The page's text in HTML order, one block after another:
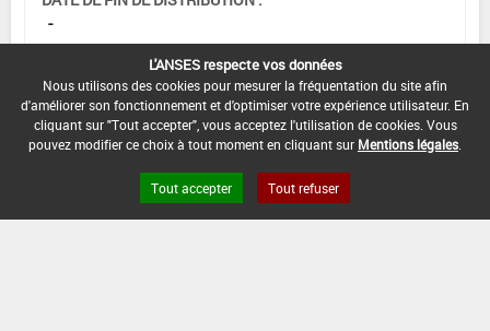
-
DATE DE FIN D'UTILISATION :
-
L'ANSES respecte vos données
Nous utilisons des cookies pour mesurer la fréquentation du site afin
d'améliorer son fonctionnement et d'optimiser votre expérience utilisateur. En
cliquant sur "Tout accepter", vous acceptez l'utilisation de cookies. Vous
pouvez modifier ce choix à tout moment en cliquant sur Mentions légales
Tout accepter Tout refuser